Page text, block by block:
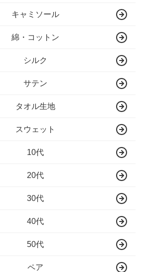
キャミソール
綿・コットン
シルク
サテン
タオル生地
スウェット
10代
20代
30代
40代
50代
ペア